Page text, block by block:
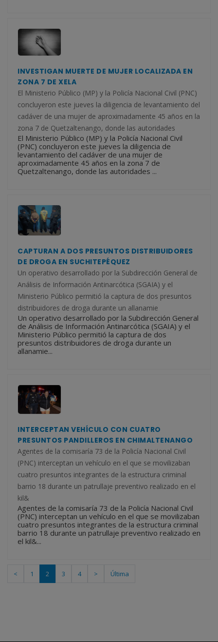
INVESTIGAN MUERTE DE MUJER LOCALIZADA EN
ZONA 7 DE XELA
El Ministerio Público (MP) y la Policía Nacional Civil (PNC)
concluyeron este jueves la diligencia de levantamiento del
cadáver de una mujer de aproximadamente 45 años en la
zona 7 de Quetzaltenango, donde las autoridades
El Ministerio Público (MP) y la Policía Nacional Civil
(PNC) concluyeron este jueves la diligencia de
levantamiento del cadáver de una mujer de
aproximadamente 45 años en la zona 7 de
Quetzaltenango, donde las autoridades ...
CAPTURAN A DOS PRESUNTOS DISTRIBUIDORES
DE DROGA EN SUCHITEPÉQUEZ
Un operativo desarrollado por la Subdirección General de
Análisis de Información Antinarcótica (SGAIA) y el
Ministerio Público permitió la captura de dos presuntos
distribuidores de droga durante un allanamie
Un operativo desarrollado por la Subdirección General
de Análisis de Información Antinarcótica (SGAIA) y el
Ministerio Público permitió la captura de dos
presuntos distribuidores de droga durante un
allanamie...
INTERCEPTAN VEHÍCULO CON CUATRO
PRESUNTOS PANDILLEROS EN CHIMALTENANGO
Agentes de la comisaría 73 de la Policía Nacional Civil
(PNC) interceptan un vehículo en el que se movilizaban
cuatro presuntos integrantes de la estructura criminal
barrio 18 durante un patrullaje preventivo realizado en el
kil&
Agentes de la comisaría 73 de la Policía Nacional Civil
(PNC) interceptan un vehículo en el que se movilizaban
cuatro presuntos integrantes de la estructura criminal
barrio 18 durante un patrullaje preventivo realizado en
el kil&...
< 1 2 3 4 > Última